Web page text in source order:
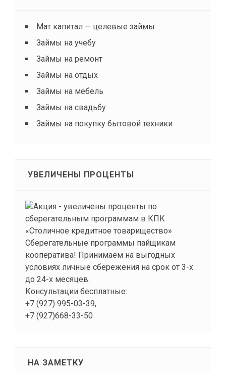
Мат капитал — целевые займы
Займы на учебу
Займы на ремонт
Займы на отдых
Займы на мебель
Займы на свадьбу
Займы на покупку бытовой техники
УВЕЛИЧЕНЫ ПРОЦЕНТЫ
Сберегательные программы пайщикам
кооператива! Принимаем на выгодных
условиях личные сбережения на срок от 3-х
до 24-х месяцев.
Консультации бесплатные:
+7 (927) 995-03-39,
+7 (927)668-33-50
НА ЗАМЕТКУ